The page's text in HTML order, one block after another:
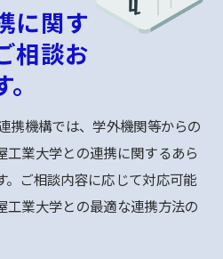
に関す
相談お
携機構では、学外機関等からの
工業大学との連携に関するあら
。ご相談内容に応じて対応可能
工業大学との最適な連携方法の